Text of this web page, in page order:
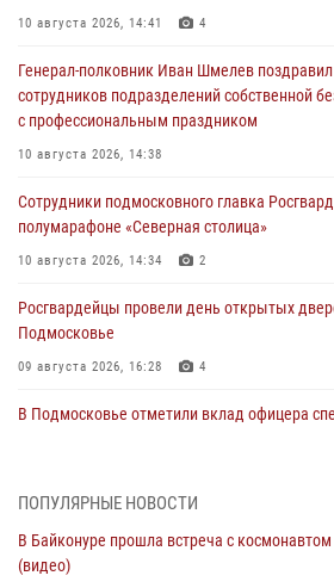
10 августа 2026, 14:41 4
Генерал-полковник Иван Шмелев
сотрудников подразделений собственной
с профессиональным праздником
10 августа 2026, 14:38
Сотрудники подмосковного главка
полумарафоне «Северная столица»
10 августа 2026, 14:34 2
Росгвардейцы провели день открытых
Подмосковье
09 августа 2026, 16:28 4
В Подмосковье отметили вклад офицера
воспитанников детского лагеря в Байконуре
08 августа 2026, 07:00
ПОПУЛЯРНЫЕ НОВОСТИ
В Байконуре прошла встреча с
(видео)